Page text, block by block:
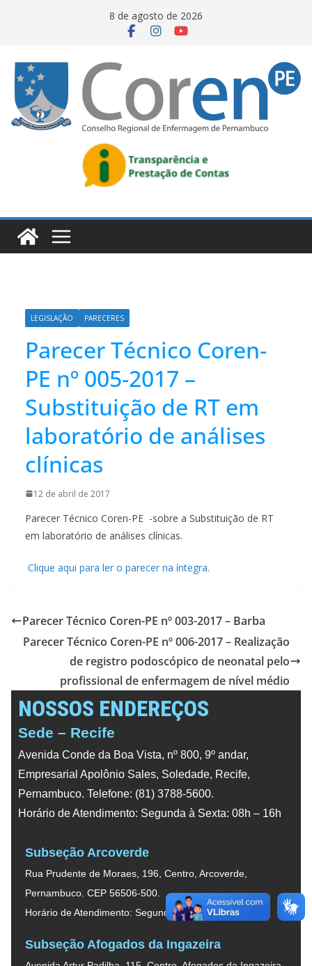
8 de agosto de 2026
LEGISLAÇÃO PARECERES
Parecer Técnico Coren-
PE nº 005-2017 –
Substituição de RT em
laboratório de análises
clínicas
12 de abril de 2017
Parecer Técnico Coren-PE -sobre a Substituição de RT
em laboratório de análises clínicas.
Clique aqui para ler o parecer na íntegra.
Parecer Técnico Coren-PE nº 003-2017 – Barba
Parecer Técnico Coren-PE nº 006-2017 – Realização
de registro podoscópico de neonatal pelo
profissional de enfermagem de nível médio
NOSSOS ENDEREÇOS
Sede – Recife
Avenida Conde da Boa Vista, nº 800, 9º andar,
Empresarial Apolônio Sales, Soledade, Recife,
Pernambuco. Telefone: (81) 3788-5600.
Horário de Atendimento: Segunda à Sexta: 08h – 16h
Subseção Arcoverde
Rua Prudente de Moraes, 196, Centro, Arcoverde,
Pernambuco. CEP 56506-500.
Horário de Atendimento: Segunda à Sexta: 08h – 16h
Subseção Afogados da Ingazeira